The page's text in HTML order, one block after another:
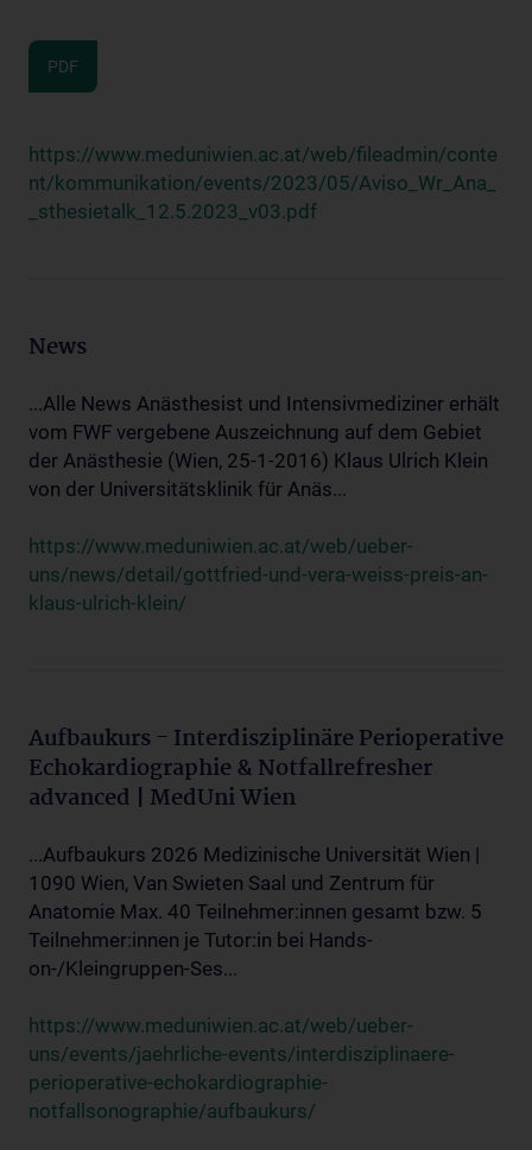
PDF
https://www.meduniwien.ac.at/web/fileadmin/conte
nt/kommunikation/events/2023/05/Aviso_Wr_Ana_
_sthesietalk_12.5.2023_v03.pdf
News
...Alle News Anästhesist und Intensivmediziner erhält
vom FWF vergebene Auszeichnung auf dem Gebiet
der Anästhesie (Wien, 25-1-2016) Klaus Ulrich Klein
von der Universitätsklinik für Anäs...
https://www.meduniwien.ac.at/web/ueber-
uns/news/detail/gottfried-und-vera-weiss-preis-an-
klaus-ulrich-klein/
Aufbaukurs - Interdisziplinäre Perioperative
Echokardiographie & Notfallrefresher
advanced | MedUni Wien
...Aufbaukurs 2026 Medizinische Universität Wien |
1090 Wien, Van Swieten Saal und Zentrum für
Anatomie Max. 40 Teilnehmer:innen gesamt bzw. 5
Teilnehmer:innen je Tutor:in bei Hands-
on-/Kleingruppen-Ses...
https://www.meduniwien.ac.at/web/ueber-
uns/events/jaehrliche-events/interdisziplinaere-
perioperative-echokardiographie-
notfallsonographie/aufbaukurs/